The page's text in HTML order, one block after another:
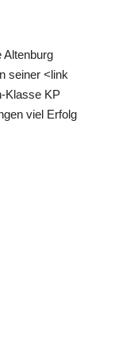
Altenburg
seiner <link
Klasse KP
viel Erfolg